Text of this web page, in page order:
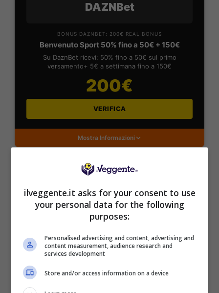
DAZNBet
BONUS DAZNBET: 200€ REAL BONUS
Benvenuto Sport 50% fino a 50€ + 150€
Su DaznBet ricevi: 50% fino a 50€ sul primo
versamento+ 5€ a settimana fino a 150€
200€
VERIFICA
Mostra Informazioni
FastBet
BONUS BENVENUTO FASTBET
Bonus FastBet: 50€ di Bonus Benvenuto
scommesse
Inserisci il codice BONUSBET in fase di registrazione:
ricevi il 50% gratis sul primo deposito fino a 50€
50€ di Bonus reale
ilveggente.it asks for your consent to use
your personal data for the following
purposes:
Personalised advertising and content, advertising and
content measurement, audience research and
services development
Store and/or access information on a device